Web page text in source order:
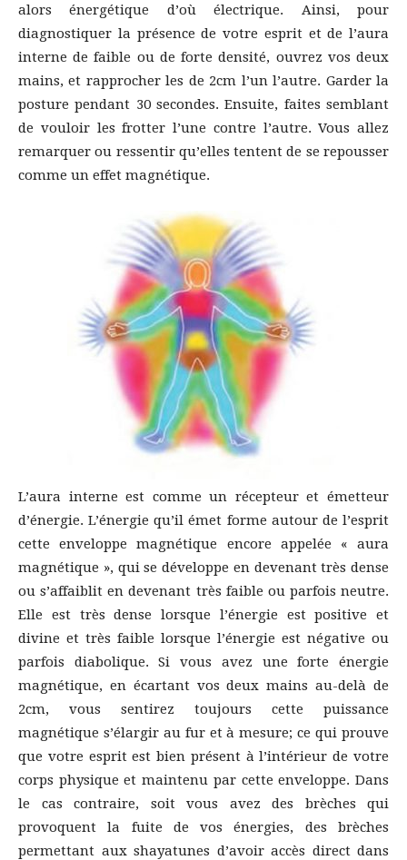
alors énergétique d’où électrique. Ainsi, pour
diagnostiquer la présence de votre esprit et de l’aura
interne de faible ou de forte densité, ouvrez vos deux
mains, et rapprocher les de 2cm l’un l’autre. Garder la
posture pendant 30 secondes. Ensuite, faites semblant
de vouloir les frotter l’une contre l’autre. Vous allez
remarquer ou ressentir qu’elles tentent de se repousser
comme un effet magnétique.
L’aura interne est comme un récepteur et émetteur
d’énergie. L’énergie qu’il émet forme autour de l’esprit
cette enveloppe magnétique encore appelée « aura
magnétique », qui se développe en devenant très dense
ou s’affaiblit en devenant très faible ou parfois neutre.
Elle est très dense lorsque l’énergie est positive et
divine et très faible lorsque l’énergie est négative ou
parfois diabolique. Si vous avez une forte énergie
magnétique, en écartant vos deux mains au-delà de
2cm, vous sentirez toujours cette puissance
magnétique s’élargir au fur et à mesure; ce qui prouve
que votre esprit est bien présent à l’intérieur de votre
corps physique et maintenu par cette enveloppe. Dans
le cas contraire, soit vous avez des brèches qui
provoquent la fuite de vos énergies, des brèches
permettant aux shayatunes d’avoir accès direct dans